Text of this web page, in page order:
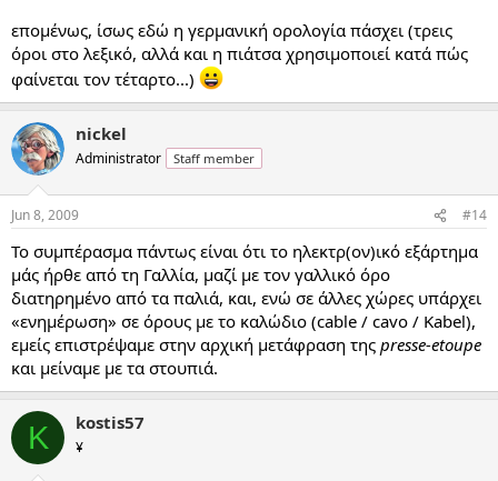
επομένως, ίσως εδώ η γερμανική ορολογία πάσχει (τρεις
όροι στο λεξικό, αλλά και η πιάτσα χρησιμοποιεί κατά πώς
φαίνεται τον τέταρτο...)
nickel
Administrator Staff member
Jun 8, 2009 #14
Το συμπέρασμα πάντως είναι ότι το ηλεκτρ(ον)ικό εξάρτημα
μάς ήρθε από τη Γαλλία, μαζί με τον γαλλικό όρο
διατηρημένο από τα παλιά, και, ενώ σε άλλες χώρες υπάρχει
«ενημέρωση» σε όρους με το καλώδιο (cable / cavo / Kabel),
εμείς επιστρέψαμε στην αρχική μετάφραση της presse-etoupe
και μείναμε με τα στουπιά.
K kostis57
¥